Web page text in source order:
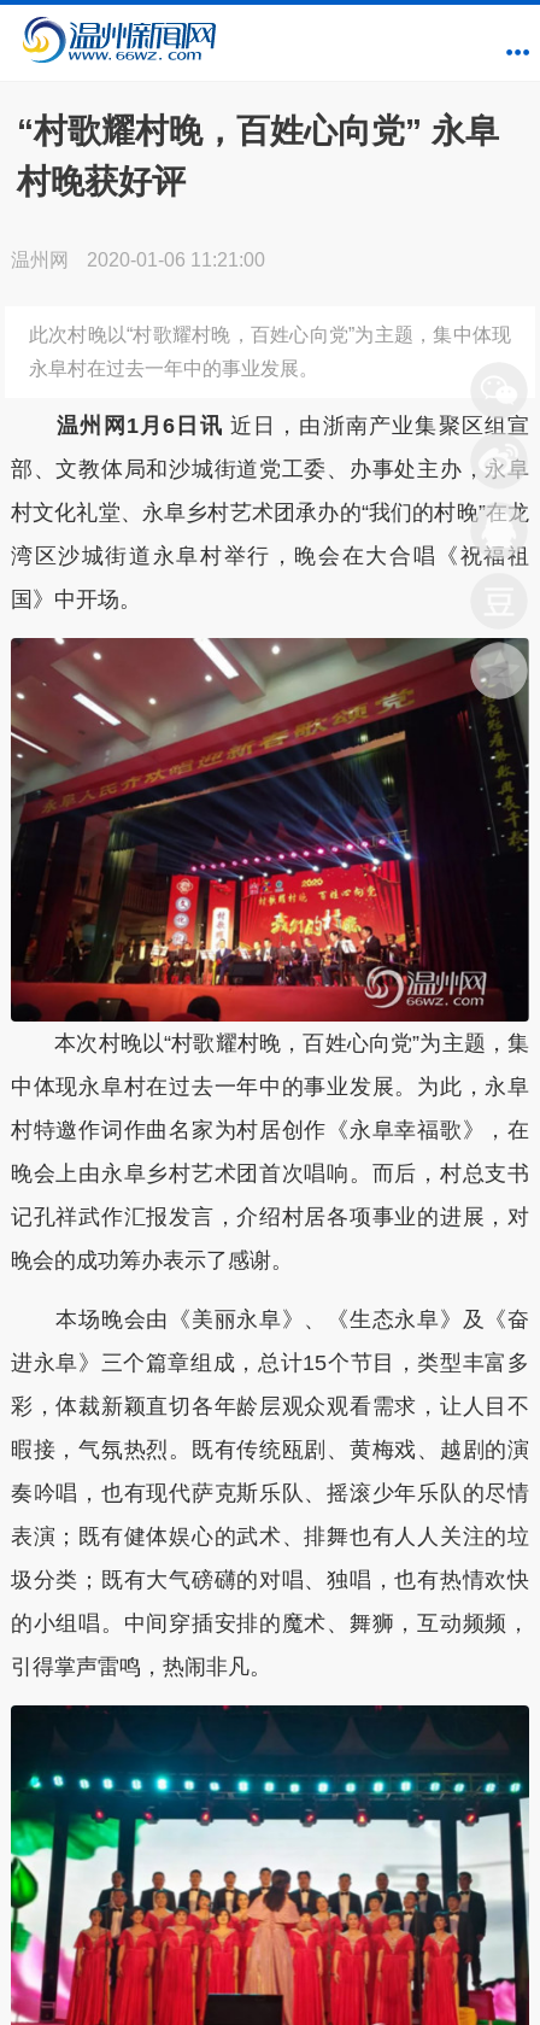
“村歌耀村晚，百姓心向党” 永阜
村晚获好评
温州网 2020-01-06 11:21:00
此次村晚以“村歌耀村晚，百姓心向党”为主题，集中体现
永阜村在过去一年中的事业发展。
温州网1月6日讯 近日，由浙南产业集聚区组宣
部、文教体局和沙城街道党工委、办事处主办，永阜
村文化礼堂、永阜乡村艺术团承办的“我们的村晚”在龙
湾区沙城街道永阜村举行，晚会在大合唱《祝福祖
国》中开场。
本次村晚以“村歌耀村晚，百姓心向党”为主题，集
中体现永阜村在过去一年中的事业发展。为此，永阜
村特邀作词作曲名家为村居创作《永阜幸福歌》，在
晚会上由永阜乡村艺术团首次唱响。而后，村总支书
记孔祥武作汇报发言，介绍村居各项事业的进展，对
晚会的成功筹办表示了感谢。
本场晚会由《美丽永阜》、《生态永阜》及《奋
进永阜》三个篇章组成，总计15个节目，类型丰富多
彩，体裁新颖直切各年龄层观众观看需求，让人目不
暇接，气氛热烈。既有传统瓯剧、黄梅戏、越剧的演
奏吟唱，也有现代萨克斯乐队、摇滚少年乐队的尽情
表演；既有健体娱心的武术、排舞也有人人关注的垃
圾分类；既有大气磅礴的对唱、独唱，也有热情欢快
的小组唱。中间穿插安排的魔术、舞狮，互动频频，
引得掌声雷鸣，热闹非凡。